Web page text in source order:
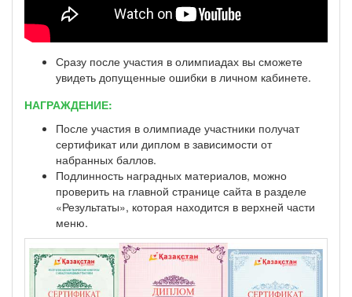
Сразу после участия в олимпиадах вы сможете
увидеть допущенные ошибки в личном кабинете.
НАГРАЖДЕНИЕ:
После участия в олимпиаде участники получат
сертификат или диплом в зависимости от
набранных баллов.
Подлинность наградных материалов, можно
проверить на главной странице сайта в разделе
«Результаты», которая находится в верхней части
меню.